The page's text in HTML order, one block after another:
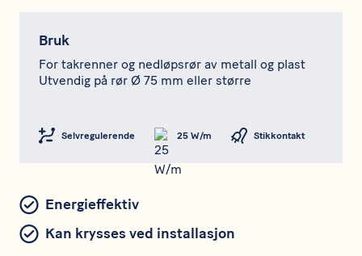
Bruk
For takrenner og nedløpsrør av metall og plast
Utvendig på rør Ø 75 mm eller større
Selvregulerende 25 W/m Stikkontakt
Energieffektiv
Kan krysses ved installasjon